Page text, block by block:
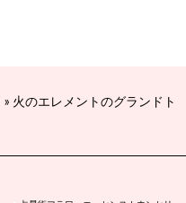
» 火のエレメントのグランドト